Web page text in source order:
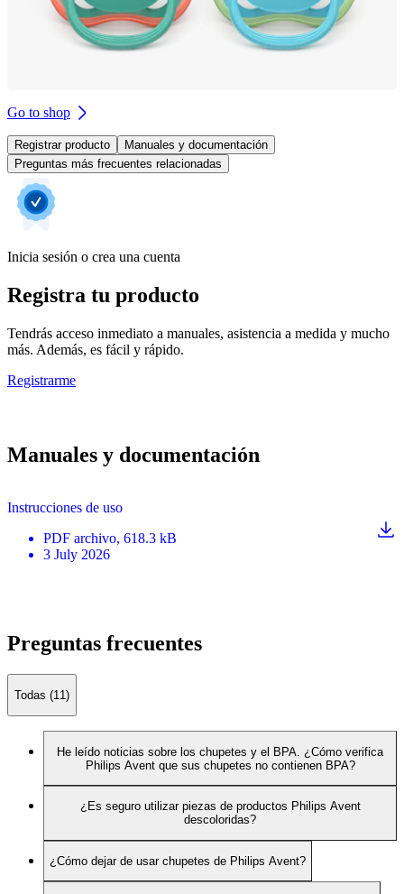
Go to shop
Registrar producto
Manuales y documentación
Preguntas más frecuentes relacionadas
Inicia sesión o crea una cuenta
Registra tu producto
Tendrás acceso inmediato a manuales, asistencia a medida y mucho
más. Además, es fácil y rápido.
Registrarme
Manuales y documentación
Instrucciones de uso
PDF archivo, 618.3 kB
3 July 2026
Preguntas frecuentes
Todas (11)
He leído noticias sobre los chupetes y el BPA. ¿Cómo verifica
Philips Avent que sus chupetes no contienen BPA?
¿Es seguro utilizar piezas de productos Philips Avent
descoloridas?
¿Cómo dejar de usar chupetes de Philips Avent?